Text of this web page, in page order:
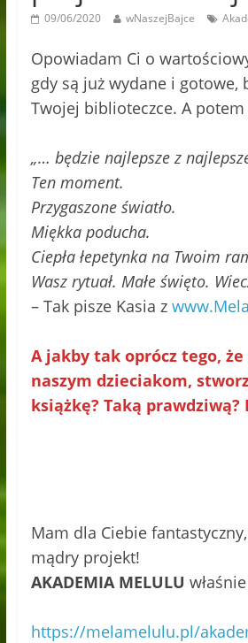
09/06/2020 wNaszejBajce
Opowiadam Ci o
gdy są już wydane i gotowe,
Twojej biblioteczce. A
„… będzie najlepsze z
Ten moment.
Przygaszone światło.
Miękka poducha.
Ciepła łepetynka na Twoim
Wasz rytuał. Małe święto.
– Tak pisze Kasia z
A jakby tak oprócz tego,
naszym dzieciakom,
książkę? Taką prawdziwą?
Mam dla Ciebie fantastyczny,
mądry projekt!
AKADEMIA MELULU
https://melamelulu.pl/